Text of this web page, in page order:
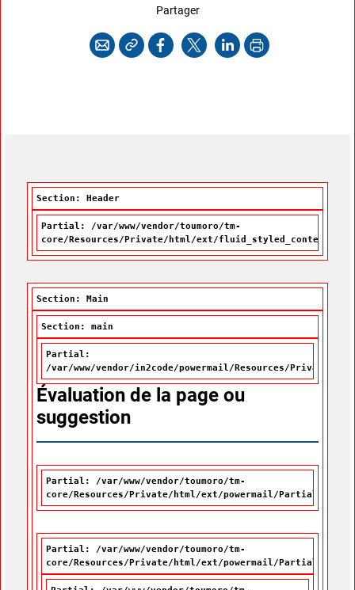
Partagercette page
CourrielCopier l'adresse
Facebook
X LinkedInImprimer
Section: Header
Partial: /var/www/vendor/toumoro/tm-
core/Resources/Private/html/ext/fluid_styled_content/
Section: Main
Section: main
Partial:
/var/www/vendor/in2code/powermail/Resources/Private/
Évaluation de la page ou
suggestion
Partial: /var/www/vendor/toumoro/tm-
core/Resources/Private/html/ext/powermail/Partials/
Partial: /var/www/vendor/toumoro/tm-
core/Resources/Private/html/ext/powermail/Partials/